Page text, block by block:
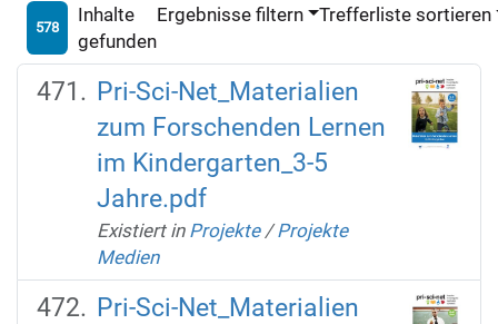
578
Inhalte
gefunden
Ergebnisse filtern Trefferliste sortieren
Pri-Sci-Net_Materialien
zum Forschenden Lernen
im Kindergarten_3-5
Jahre.pdf
Existiert in Projekte /Projekte
Medien
Pri-Sci-Net_Materialien